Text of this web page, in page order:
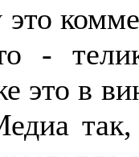
-
это в